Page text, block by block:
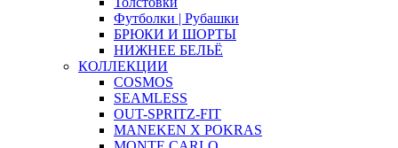
Футболки | Рубашки
БРЮКИ И ШОРТЫ
НИЖНЕЕ БЕЛЬЁ
КОЛЛЕКЦИИ
COSMOS
SEAMLESS
OUT-SPRITZ-FIT
MANEKEN X POKRAS